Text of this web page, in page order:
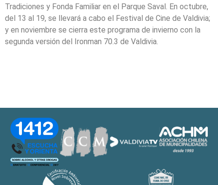
Tradiciones y Fonda Familiar en el Parque Saval. En octubre,
del 13 al 19, se llevará a cabo el Festival de Cine de Valdivia;
y en noviembre se cierra este programa de invierno con la
segunda versión del Ironman 70.3 de Valdivia.